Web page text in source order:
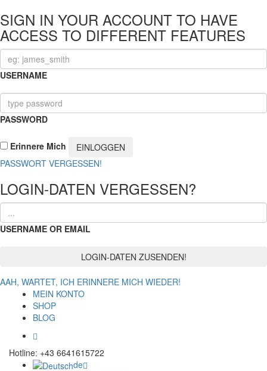
SIGN IN YOUR ACCOUNT TO HAVE
ACCESS TO DIFFERENT FEATURES
USERNAME
PASSWORD
Erinnere Mich
PASSWORT VERGESSEN!
LOGIN-DATEN VERGESSEN?
USERNAME OR EMAIL
AAH, WARTET, ICH ERINNERE MICH WIEDER!
MEIN KONTO
SHOP
BLOG
Hotline: +43 6641615722
de